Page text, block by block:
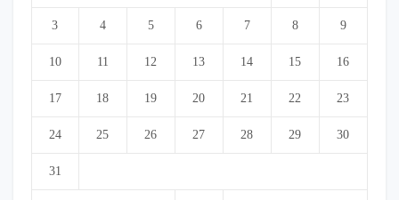
3 4 5 6 7 8 9
10 11 12 13 14 15 16
17 18 19 20 21 22 23
24 25 26 27 28 29 30
31